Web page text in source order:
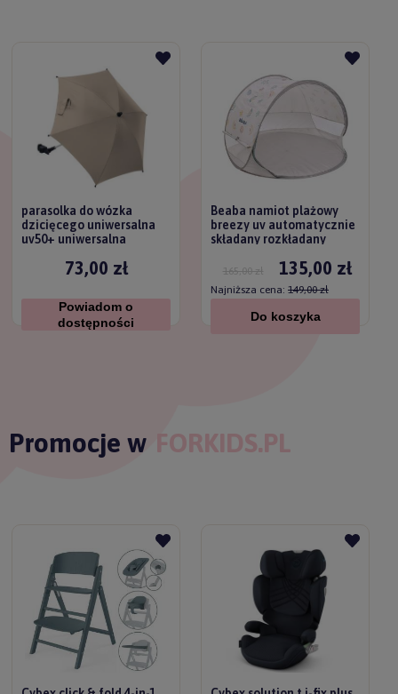
parasolka do wózka
dzicięcego uniwersalna
uv50+ uniwersalna
73,00 zł
Powiadom o
dostępności
Beaba namiot plażowy
breezy uv automatycznie
składany rozkładany
135,00 zł
165,00 zł
Najniższa cena: 149,00 zł
Do koszyka
Promocje w FORKIDS.PL